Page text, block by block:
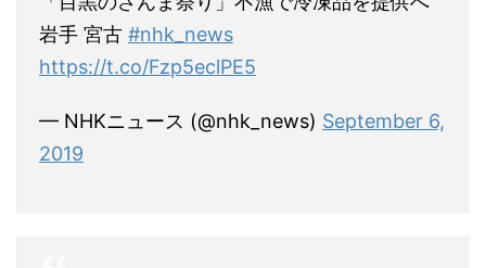
岩手 宮古 #nhk_news
https://t.co/Fzp5eclPE5
— NHKニュース (@nhk_news) September 6,
2019